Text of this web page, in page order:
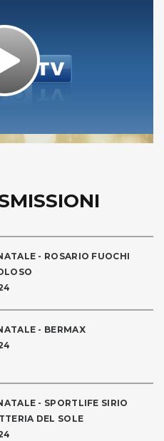
Play
Video
- ROSARIO FUOCHI
- BERMAX
- SPORTLIFE SIRIO
DEL SOLE